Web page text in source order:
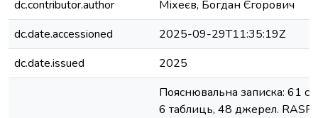
dc.contributor.author
Міхеєв, Богдан Єгорович
dc.date.accessioned
2025-09-29T11:35:19Z
dc.date.issued
2025
Пояснювальна записка: 61
6 таблиць, 48 джерел.